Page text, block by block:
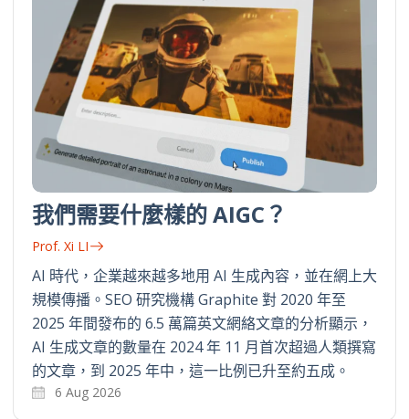
我們需要什麼樣的 AIGC？
Prof. Xi LI
AI 時代，企業越來越多地用 AI 生成內容，並在網上大
規模傳播。SEO 研究機構 Graphite 對 2020 年至
2025 年間發布的 6.5 萬篇英文網絡文章的分析顯示，
AI 生成文章的數量在 2024 年 11 月首次超過人類撰寫
的文章，到 2025 年中，這一比例已升至約五成。
6 Aug 2026